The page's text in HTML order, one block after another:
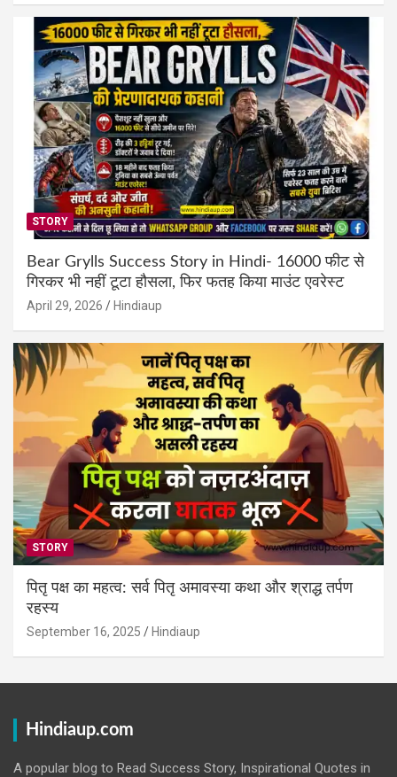
STORY
Bear Grylls Success Story in Hindi- 16000 फीट से
गिरकर भी नहीं टूटा हौसला, फिर फतह किया माउंट एवरेस्ट
April 29, 2026 Hindiaup
STORY
पितृ पक्ष का महत्व: सर्व पितृ अमावस्या कथा और श्राद्ध तर्पण
रहस्य
September 16, 2025 Hindiaup
Hindiaup.com
A popular blog to Read Success Story, Inspirational Quotes in